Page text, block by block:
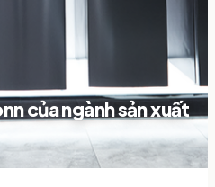
của ngành sản xuất